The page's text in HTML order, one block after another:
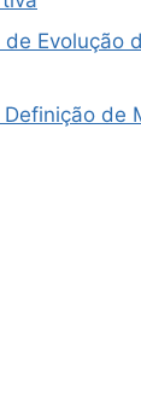
Evolução
de